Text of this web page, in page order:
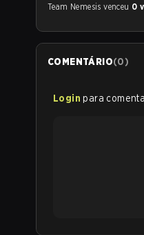
Team Nemesis venceu 0
COMENTÁRIO(0)
Login para